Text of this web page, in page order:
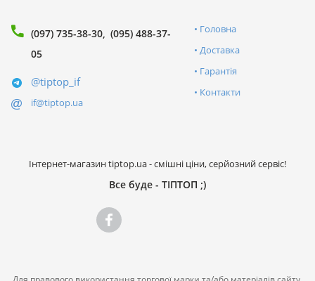
(097) 735-38-30 (095) 488-37-
05
@tiptop_if
if@tiptop.ua
Головна
Доставка
Гарантія
Контакти
Інтернет-магазин tiptop.ua - смішні ціни, серйозний сервіс!
Все буде - ТІПТОП ;)